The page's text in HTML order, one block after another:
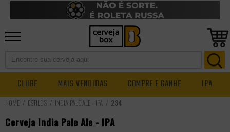
CLUBE MAIS VENDIDAS COMPRE E GANHE IPA
ESTILOS INDIA PALE ALE - IPA 234
Cerveja India Pale Ale - IPA